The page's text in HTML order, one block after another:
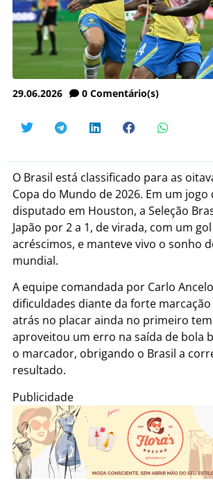
29.06.2026 0 Comentário(s)
O Brasil está classificado para as
Copa do Mundo de 2026. Em um
disputado em Houston, a Seleção
Japão por 2 a 1, de virada, com um
acréscimos, e manteve vivo o sonho
mundial.
A equipe comandada por Carlo
dificuldades diante da forte marcação
atrás no placar ainda no primeiro
aproveitou um erro na saída de bola
o marcador, obrigando o Brasil a
resultado.
Publicidade